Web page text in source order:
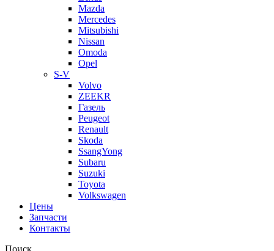
Mazda
Mercedes
Mitsubishi
Nissan
Omoda
Opel
S-V
Volvo
ZEEKR
Газель
Peugeot
Renault
Skoda
SsangYong
Subaru
Suzuki
Toyota
Volkswagen
Цены
Запчасти
Контакты
Поиск